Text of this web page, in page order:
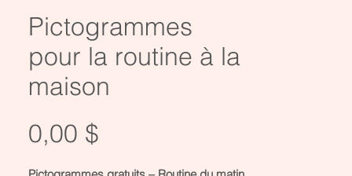
Pictogrammes
pour la routine à la
maison
0,00 $